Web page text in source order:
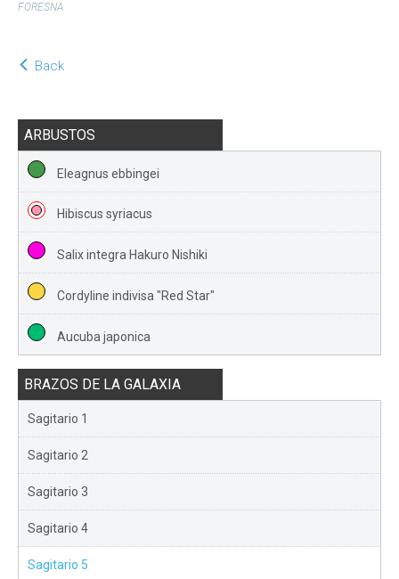
FORESNA
Back
ARBUSTOS
Eleagnus ebbingei
Hibiscus syriacus
Salix integra Hakuro Nishiki
Cordyline indivisa "Red Star"
Aucuba japonica
BRAZOS DE LA GALAXIA
Sagitario 1
Sagitario 2
Sagitario 3
Sagitario 4
Sagitario 5